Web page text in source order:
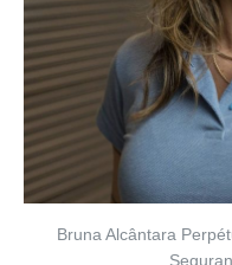
Bruna Alcântara